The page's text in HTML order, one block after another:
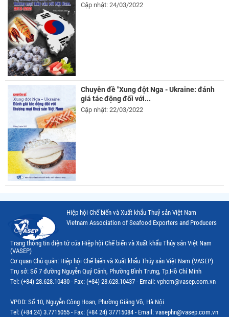
Cập nhật: 24/03/2022
Chuyên đề "Xung đột Nga - Ukraine: đánh
giá tác động đối với...
Cập nhật: 22/03/2022
Hiệp hội Chế biến và Xuất khẩu Thuỷ sản Việt Nam
Vietnam Association of Seafood Exporters and Producers
Trang thông tin điện tử của Hiệp hội Chế biến và Xuất khẩu Thủy sản Việt Nam
(VASEP)
Cơ quan Chủ quản: Hiệp hội Chế biến và Xuất khẩu Thủy sản Việt Nam (VASEP)
Trụ sở: Số 7 đường Nguyễn Quý Cảnh, Phường Bình Trưng, Tp.Hồ Chí Minh
Tel: (+84) 28.628.10430 - Fax: (+84) 28.628.10437 - Email: vphcm@vasep.com.vn
VPĐD: Số 10, Nguyễn Công Hoan, Phường Giảng Võ, Hà Nội
Tel: (+84 24) 3.7715055 - Fax: (+84 24) 37715084 - Email: vasephn@vasep.com.vn